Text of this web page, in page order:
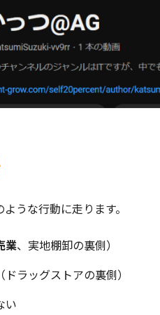
うな行動に走ります。
業、実地棚卸の裏側）
ラッグストアの裏側）
い